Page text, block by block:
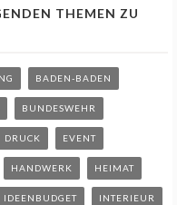
THEMEN ZU
BADEN-BADEN
BUNDESWEHR
DRUCK EVENT
HANDWERK HEIMAT
IDEENBUDGET INTERIEUR